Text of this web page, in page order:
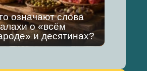
означают слова
о «всём
и десятинах?